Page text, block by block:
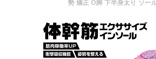
勢 矯正 O脚 下半身太り ソー